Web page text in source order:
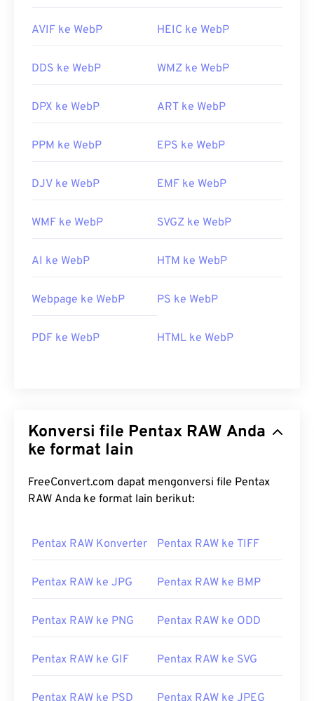
AVIF ke WebP HEIC ke WebP
DDS ke WebP WMZ ke WebP
DPX ke WebP ART ke WebP
PPM ke WebP EPS ke WebP
DJV ke WebP EMF ke WebP
WMF ke WebP SVGZ ke WebP
AI ke WebP HTM ke WebP
Webpage ke WebP PS ke WebP
PDF ke WebP HTML ke WebP
Konversi file Pentax RAW Anda
ke format lain
FreeConvert.com dapat mengonversi file Pentax
RAW Anda ke format lain berikut:
Pentax RAW Konverter Pentax RAW ke TIFF
Pentax RAW ke JPG Pentax RAW ke BMP
Pentax RAW ke PNG Pentax RAW ke ODD
Pentax RAW ke GIF Pentax RAW ke SVG